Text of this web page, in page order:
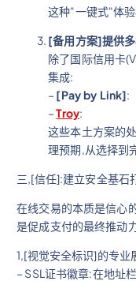
这种"一键式"体
[备用方案]提供
除了国际信用卡
集成:
– [Pay by Link]:
–Troy:
这些本土方案的
理预期,从选择到
三,[信任]:建立安全基石
在线交易的本质是信心
是促成支付的最终推动
1,[视觉安全标识]的专业
– SSL证书徽章:在地址